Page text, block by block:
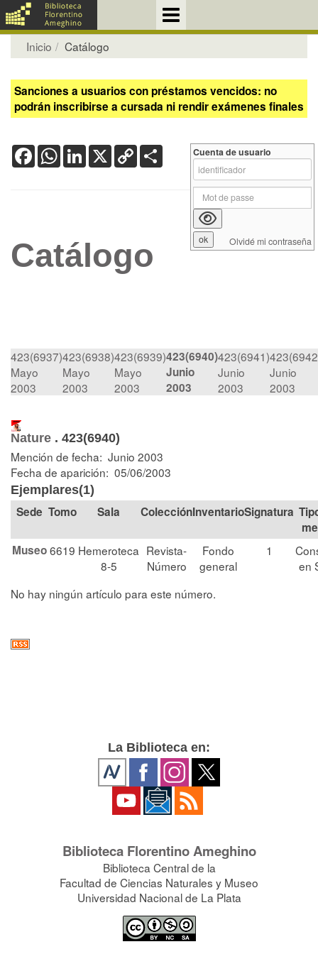
Inicio Catálogo
Sanciones a usuarios con préstamos vencidos: no
podrán inscribirse a cursada ni rendir exámenes finales
FacebookWhatsApp
LinkedIn
X Copy
Link
Catálogo
423(6937)
Mayo
2003
423(6938)
Mayo
2003
423(6939)
Mayo
2003
423(6940)
Junio
2003
423(6941)
Junio
2003
Junio
2003
Nature . 423(6940)
Mención de fecha: Junio 2003
Fecha de aparición: 05/06/2003
Ejemplares(1)
Tomo Sala Colección Signatura
Museo6619 Hemeroteca
8-5
Revista-
Número
Fondo
general
1
en
No hay ningún artículo para este número.
Cuenta de usuario
Olvidé mi contraseña
La Biblioteca en:
Biblioteca Florentino Ameghino
Biblioteca Central de la
Facultad de Ciencias Naturales y Museo
Universidad Nacional de La Plata